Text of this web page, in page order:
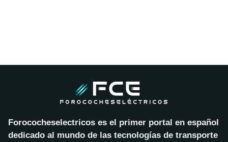
Forococheselectricos es el primer portal en español
dedicado al mundo de las tecnologías de transporte